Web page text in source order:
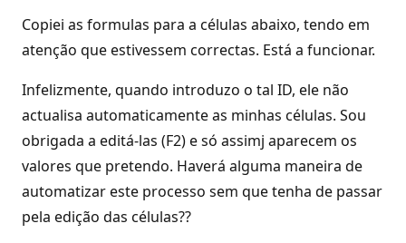
Copiei as formulas para a células abaixo, tendo em
atenção que estivessem correctas. Está a funcionar.
Infelizmente, quando introduzo o tal ID, ele não
actualisa automaticamente as minhas células. Sou
obrigada a editá-las (F2) e só assimj aparecem os
valores que pretendo. Haverá alguma maneira de
automatizar este processo sem que tenha de passar
pela edição das células??